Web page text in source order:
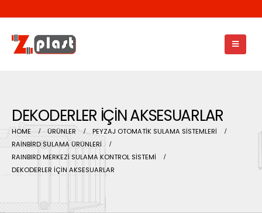
DEKODERLER İÇİN AKSESUARLAR
HOME ÜRÜNLER
PEYZAJ OTOMATİK SULAMA SİSTEMLERİ
RAİNBİRD SULAMA ÜRÜNLERİ
RAINBIRD MERKEZİ SULAMA KONTROL SİSTEMİ
DEKODERLER İÇİN AKSESUARLAR